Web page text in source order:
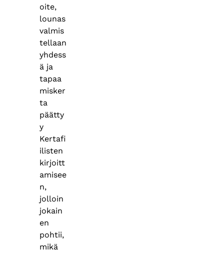
oite,
lounas
valmis
tellaan
yhdess
ä ja
tapaa
misker
ta
päätty
y
Kertafi
ilisten
kirjoitt
amisee
n,
jolloin
jokain
en
pohtii,
mikä